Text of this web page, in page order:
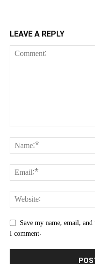
LEAVE A REPLY
Save my name, email,
I comment.